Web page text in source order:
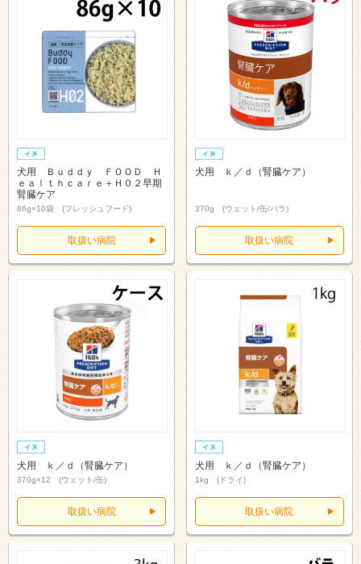
犬用 Ｂｕｄｄｙ ＦＯＯＤ Ｈ
ｅａｌｔｈｃａｒｅ＋Ｈ０２早期
腎臓ケア
86g×10袋 (フレッシュフード)
取扱い病院
犬用 ｋ／ｄ（腎臓ケア）
370g (ウェット/缶/バラ)
取扱い病院
犬用 ｋ／ｄ（腎臓ケア）
370g×12 (ウェット/缶)
取扱い病院
犬用 ｋ／ｄ（腎臓ケア）
1kg (ドライ)
取扱い病院